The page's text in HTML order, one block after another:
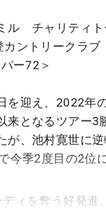
ル チャリティ
ントリークラブ
ー72＞
を迎え、2022年
来となるツアー3
が、池村寛世に
今季2度目の2位
ィを奪う好発進